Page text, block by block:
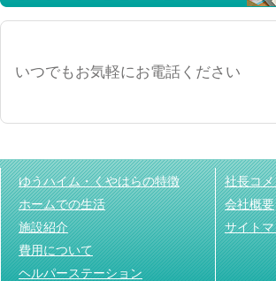
いつでもお気軽にお電話ください
ゆうハイム・くやはらの特徴
ホームでの生活
施設紹介
費用について
ヘルパーステーション
社長コ
会社概要
サイト